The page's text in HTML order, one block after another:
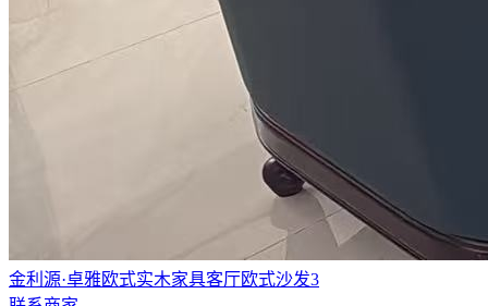
金利源·卓雅欧式实木家具客厅欧式沙发3